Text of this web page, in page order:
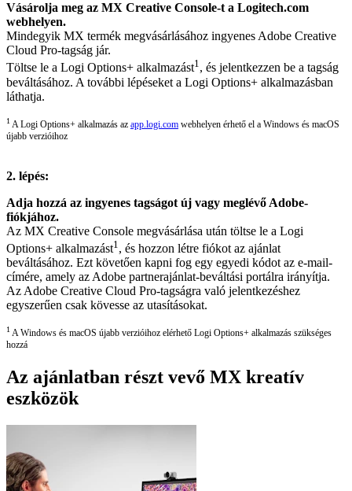
Vásárolja meg az MX Creative Console-t a Logitech.com
webhelyen.
Mindegyik MX termék megvásárlásához ingyenes Adobe Creative
Cloud Pro-tagság jár.
Töltse le a Logi Options+ alkalmazást1, és jelentkezzen be a tagság
beváltásához. A további lépéseket a Logi Options+ alkalmazásban
láthatja.
1 A Logi Options+ alkalmazás az app.logi.com webhelyen érhető el a Windows és macOS
újabb verzióihoz
2. lépés:
Adja hozzá az ingyenes tagságot új vagy meglévő Adobe-
fiókjához.
Az MX Creative Console megvásárlása után töltse le a Logi
Options+ alkalmazást1 , és hozzon létre fiókot az ajánlat
beváltásához. Ezt követően kapni fog egy egyedi kódot az e-mail-
címére, amely az Adobe partnerajánlat-beváltási portálra irányítja.
Az Adobe Creative Cloud Pro-tagságra való jelentkezéshez
egyszerűen csak kövesse az utasításokat.
1 A Windows és macOS újabb verzióihoz elérhető Logi Options+ alkalmazás szükséges
hozzá
Az ajánlatban részt vevő MX kreatív
eszközök